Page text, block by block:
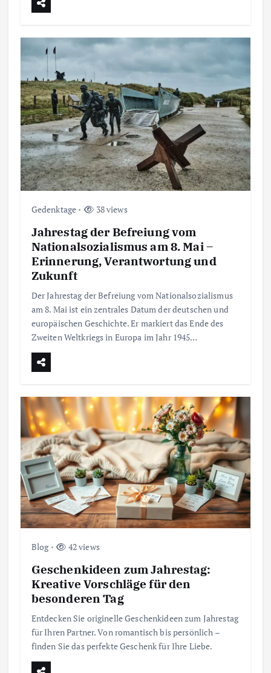
Gedenktage 38 views
Jahrestag der Befreiung vom
Nationalsozialismus am 8. Mai –
Erinnerung, Verantwortung und
Zukunft
Der Jahrestag der Befreiung vom Nationalsozialismus
am 8. Mai ist ein zentrales Datum der deutschen und
europäischen Geschichte. Er markiert das Ende des
Zweiten Weltkriegs in Europa im Jahr 1945…
Blog 42 views
Geschenkideen zum Jahrestag:
Kreative Vorschläge für den
besonderen Tag
Entdecken Sie originelle Geschenkideen zum Jahrestag
für Ihren Partner. Von romantisch bis persönlich –
finden Sie das perfekte Geschenk für Ihre Liebe.